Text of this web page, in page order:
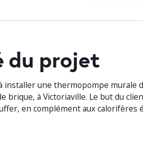
du projet
installer une thermopompe murale
brique, à Victoriaville. Le but du
en complément aux calorifères